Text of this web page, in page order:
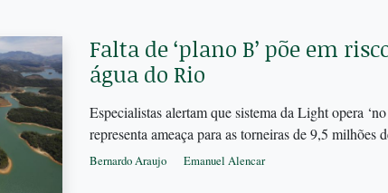
Falta de ‘plano B’ põe em
água do Rio
Especialistas alertam que sistema da Light opera
representa ameaça para as torneiras de 9,5 milhões
Bernardo Araujo Emanuel Alencar